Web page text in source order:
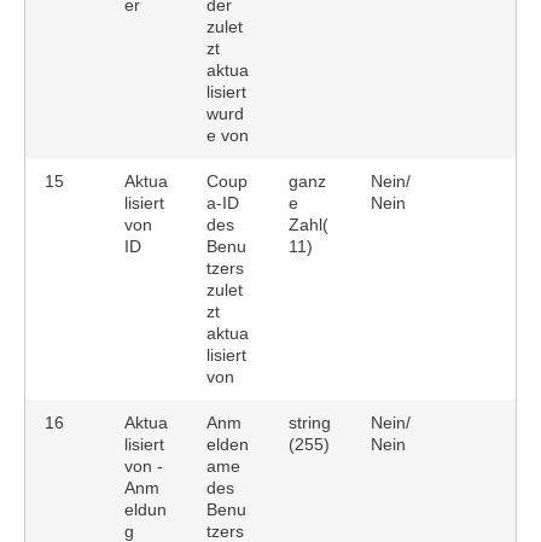
er
der
zulet
zt
aktua
lisiert
wurd
e von
15
Aktua
lisiert
von
ID
Coup
a-ID
des
Benu
tzers
zulet
zt
aktua
lisiert
von
ganz
e
Zahl(
11)
Nein/
Nein
16
Aktua
lisiert
von -
Anm
eldun
g
Anm
elden
ame
des
Benu
tzers
string
(255)
Nein/
Nein